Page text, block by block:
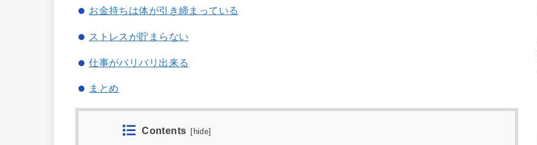
お金持ちは体が引き締まっている
ストレスが貯まらない
仕事がバリバリ出来る
まとめ
Contents [ hide]